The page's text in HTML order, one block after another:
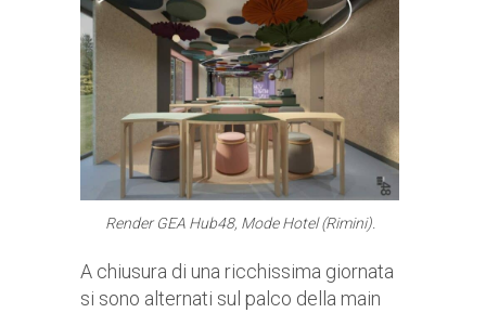
RenderGEA Hub48, Mode Hotel (Rimini).
A chiusura di una ricchissima giornata
si sono alternati sul palco della main